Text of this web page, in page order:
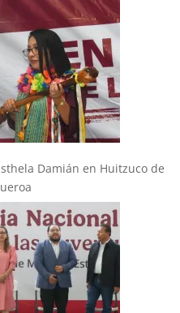
Damián en Huitzuco de